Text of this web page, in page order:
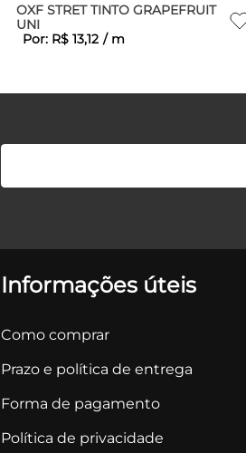
OXF STRET TINTO GRAPEFRUIT
UNI
Por: R$ 13,12 / m
Informações úteis
Como comprar
Prazo e política de entrega
Forma de pagamento
Política de privacidade